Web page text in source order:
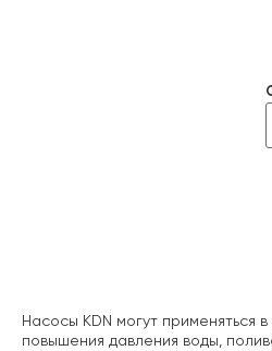
Насосы KDN могут применяться
повышения давления воды,